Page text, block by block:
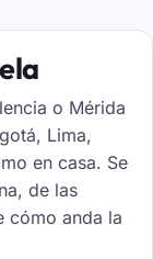
o Mérida
Lima,
en casa. Se
de las
cómo anda la